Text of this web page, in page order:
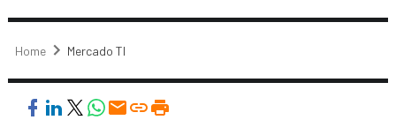
Home Mercado TI